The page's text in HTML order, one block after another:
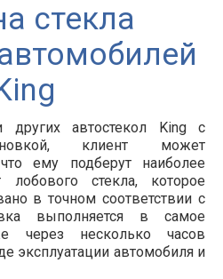
стекла
других автостекол King с
клиент может
ему подберут наиболее
лобового стекла, которое
в точном соответствии с
выполняется в самое
через несколько часов
эксплуатации автомобиля и